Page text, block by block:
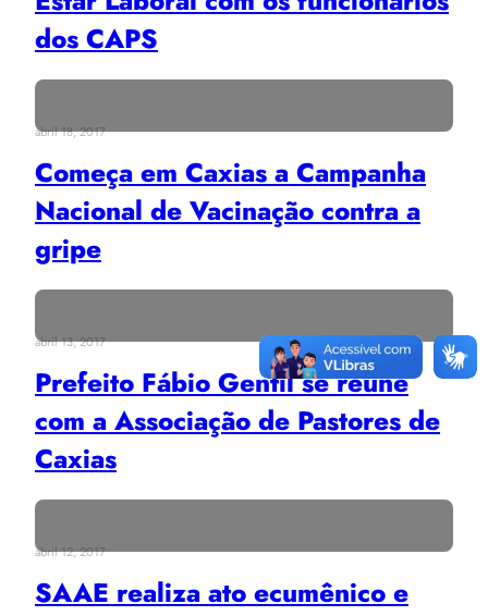
dos CAPS
abril 18, 2017
Começa em Caxias a Campanha
Nacional de Vacinação contra a
gripe
abril 13, 2017
Prefeito Fábio Gentil se reúne
com a Associação de Pastores de
Caxias
abril 12, 2017
SAAE realiza ato ecumênico e